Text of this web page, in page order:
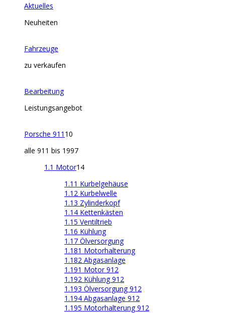
Aktuelles
Neuheiten
Fahrzeuge
zu verkaufen
Bearbeitung
Leistungsangebot
Porsche 911 10
alle 911 bis 1997
1.1 Motor14
1.11 Kurbelgehäuse
1.12 Kurbelwelle
1.13 Zylinderkopf
1.14 Kettenkästen
1.15 Ventiltrieb
1.16 Kühlung
1.17 Ölversorgung
1.181 Motorhalterung
1.182 Abgasanlage
1.191 Motor 912
1.192 Kühlung 912
1.193 Ölversorgung 912
1.194 Abgasanlage 912
1.195 Motorhalterung 912